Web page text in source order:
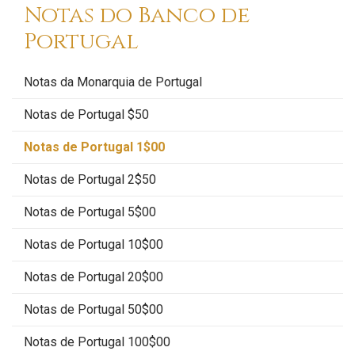
Notas do Banco de
Portugal
Notas da Monarquia de Portugal
Notas de Portugal $50
Notas de Portugal 1$00
Notas de Portugal 2$50
Notas de Portugal 5$00
Notas de Portugal 10$00
Notas de Portugal 20$00
Notas de Portugal 50$00
Notas de Portugal 100$00